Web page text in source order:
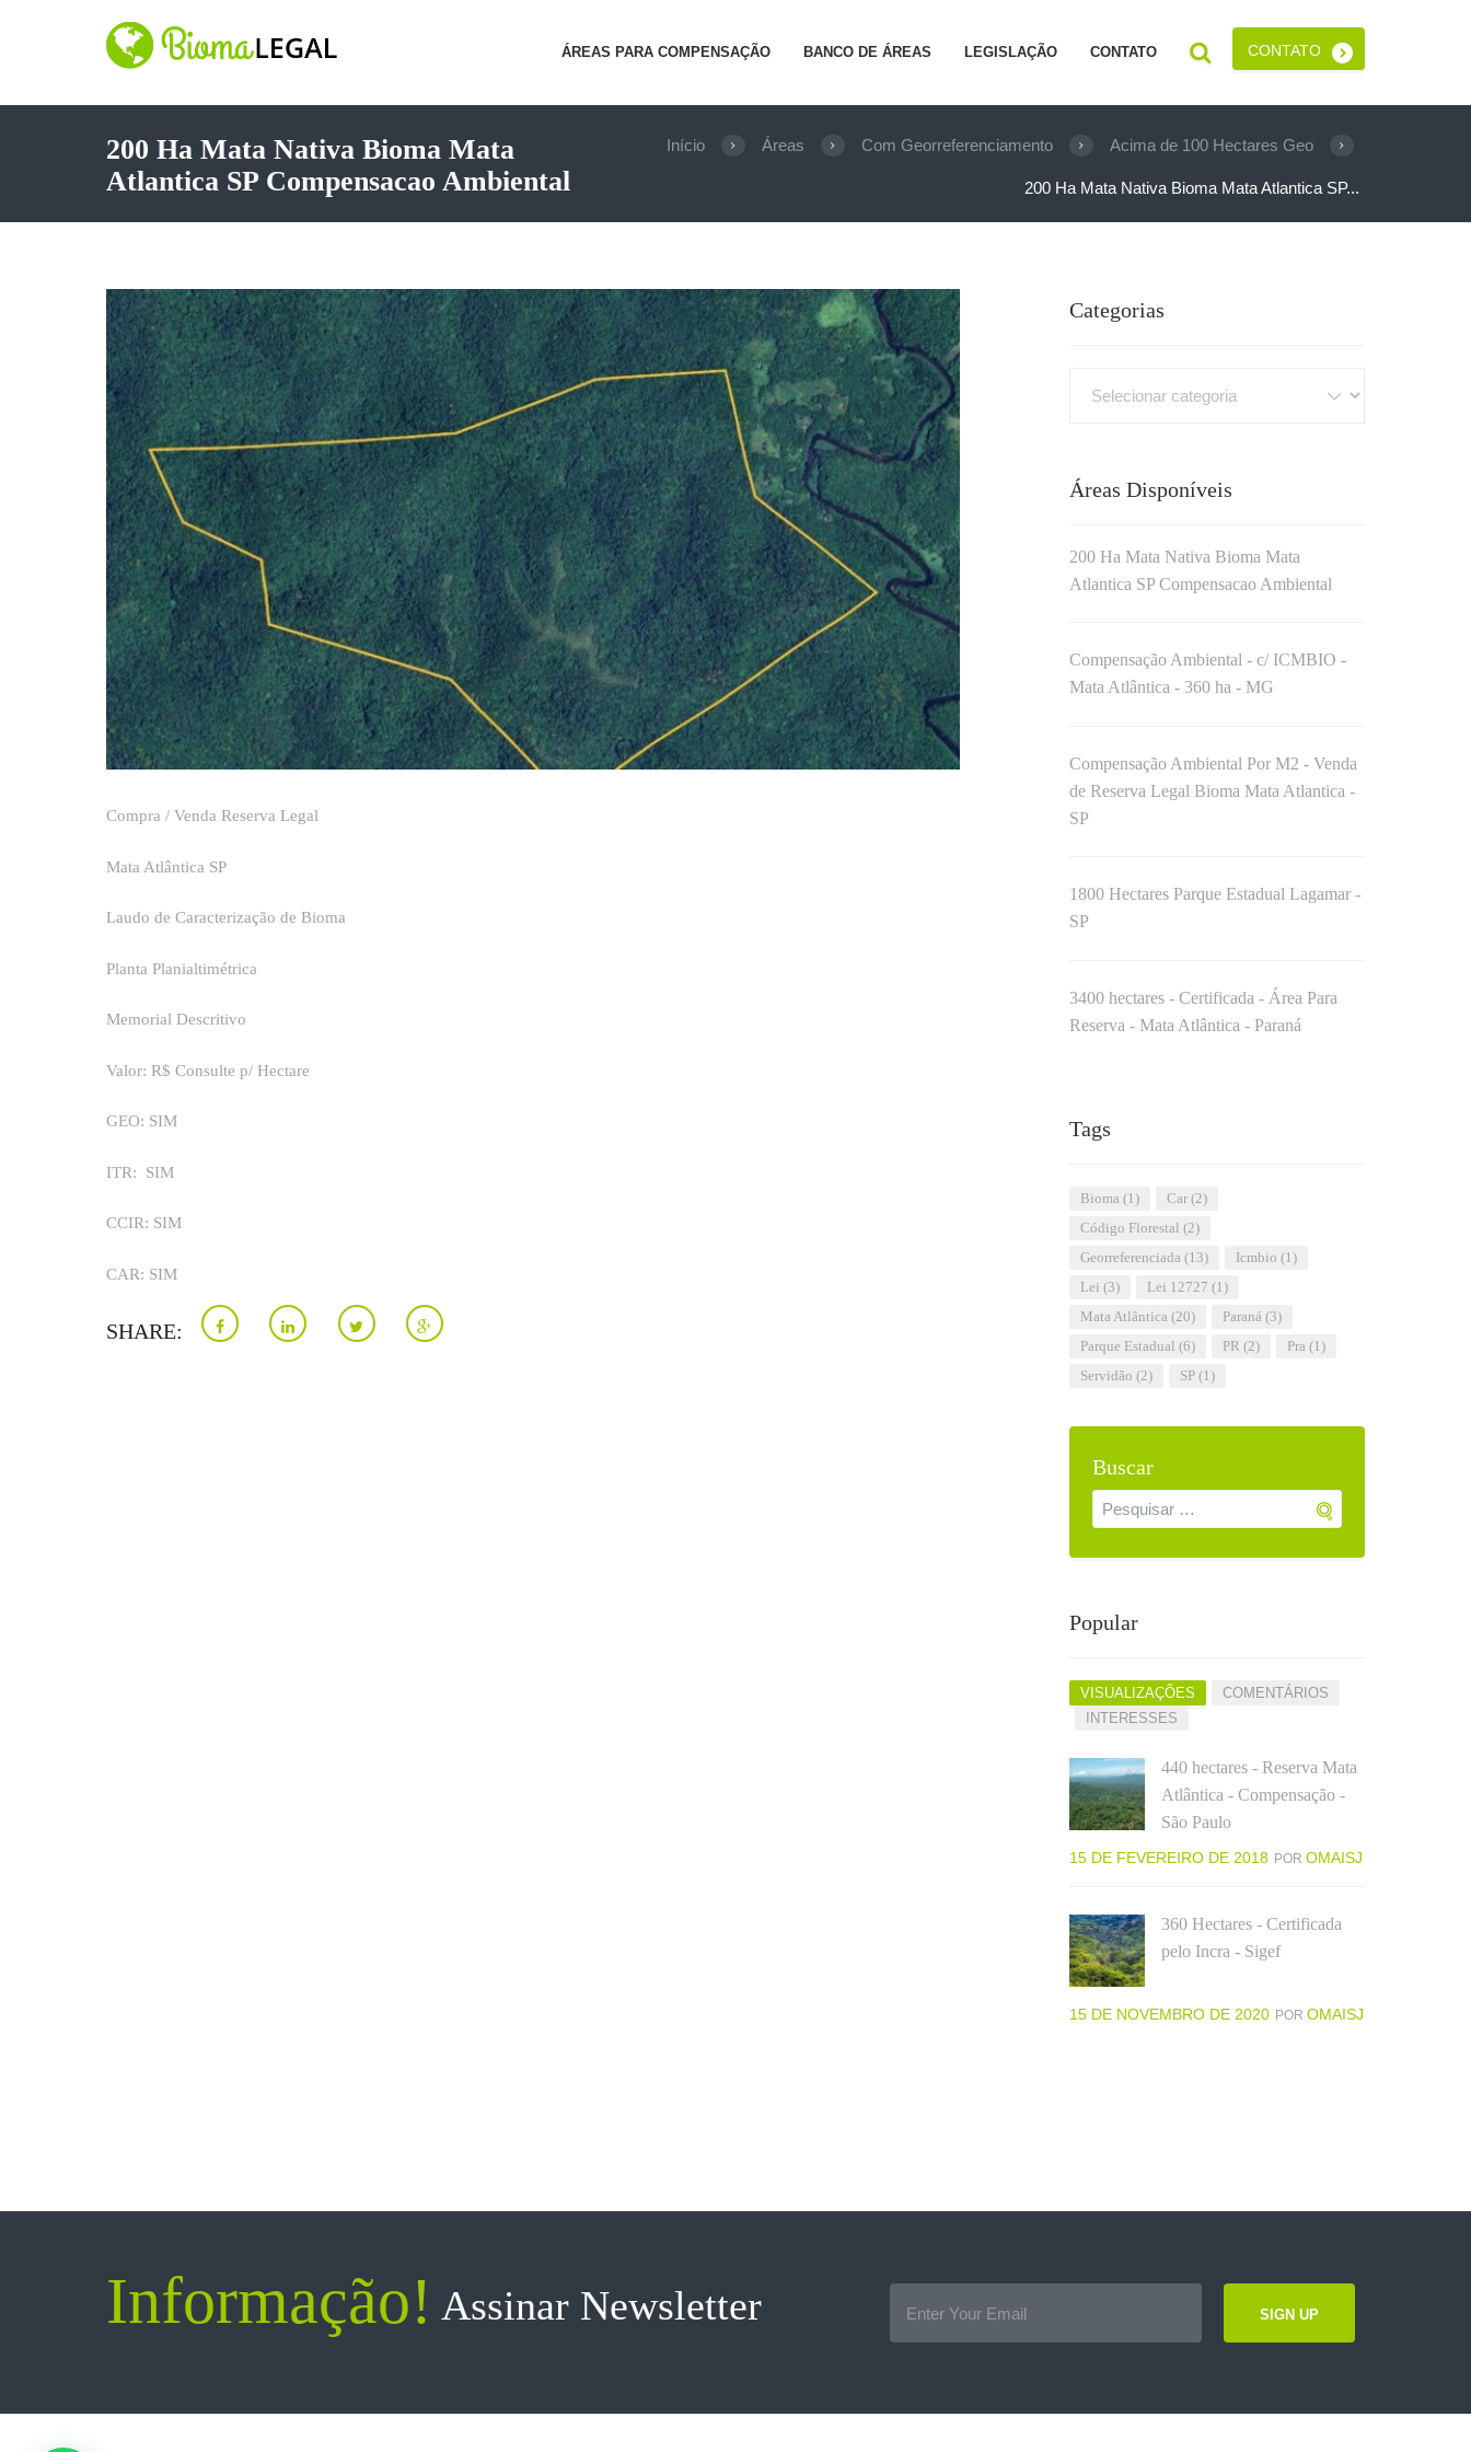
CONTATO
ÁREAS PARA COMPENSAÇÃO BANCO DE ÁREAS LEGISLAÇÃO CONTATO
Início Áreas Com Georreferenciamento Acima de 100 Hectares Geo
200 Ha Mata Nativa Bioma Mata Atlantica SP...
200 Ha Mata Nativa Bioma Mata
Atlantica SP Compensacao Ambiental
Compra / Venda Reserva Legal
Mata Atlântica SP
Laudo de Caracterização de Bioma
Planta Planialtimétrica
Memorial Descritivo
Valor: R$ Consulte p/ Hectare
GEO: SIM
ITR: SIM
CCIR: SIM
CAR: SIM
SHARE:
Categorias
Áreas Disponíveis
200 Ha Mata Nativa Bioma Mata
Atlantica SP Compensacao Ambiental
Compensação Ambiental - c/ ICMBIO -
Mata Atlântica - 360 ha - MG
Compensação Ambiental Por M2 - Venda
de Reserva Legal Bioma Mata Atlantica -
SP
1800 Hectares Parque Estadual Lagamar -
SP
3400 hectares - Certificada - Área Para
Reserva - Mata Atlântica - Paraná
Tags
Bioma (1) car (2)
Código Florestal (2)
Georreferenciada (13) icmbio (1)
lei (3) Lei 12727 (1)
Mata Atlântica (20) Paraná (3)
Parque Estadual (6) PR (2) pra (1)
Servidão (2) SP (1)
Buscar
Popular
VISUALIZAÇÕES
COMENTÁRIOS
INTERESSES
440 hectares - Reserva Mata
Atlântica - Compensação -
São Paulo
15 DE FEVEREIRO DE 2018 POR OMAISJ
360 Hectares - Certificada
pelo Incra - Sigef
15 DE NOVEMBRO DE 2020 POR OMAISJ
Informação! Assinar Newsletter SIGN UP